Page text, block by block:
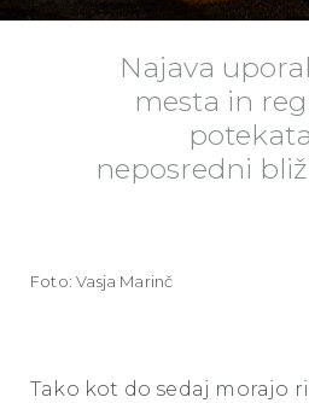
Najava
mesta in
neposredni
Foto: Vasja Marinč
Tako kot do sedaj morajo